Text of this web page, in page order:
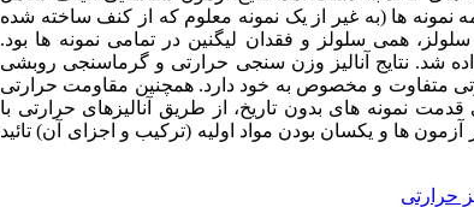
ها (به غیر از یک نمونه معلوم که از کنف ساخته شده
همی سلولز و فقدان لیگنین در تمامی نمونه ها بود.
شد. نتایج آنالیز وزن سنجی حرارتی و گرماسنجی روبشی
متفاوت و مخصوص به خود دارد. همچنین مقاومت حرارتی
نمونه های بدون تاریخ، از طریق آنالیزهای حرارتی با
آزمون ها و یکسان بودن مواد اولیه (ترکیب و اجزای آن) تائید
حرارتی